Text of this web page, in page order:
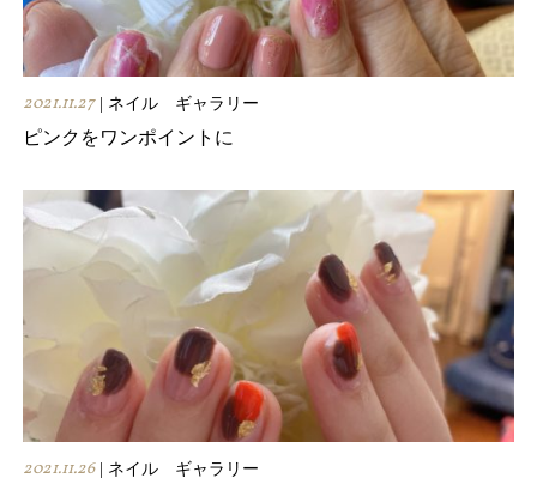
2021.11.27| ネイル ギャラリー
ピンクをワンポイントに
2021.11.26| ネイル ギャラリー